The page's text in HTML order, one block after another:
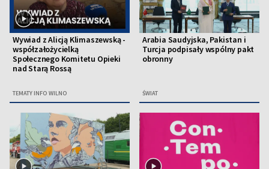
Wywiad z Alicją Klimaszewską -
współzałożycielką
Społecznego Komitetu Opieki
nad Starą Rossą
TEMATY INFO WILNO
Arabia Saudyjska, Pakistan i
Turcja podpisały wspólny pakt
obronny
ŚWIAT